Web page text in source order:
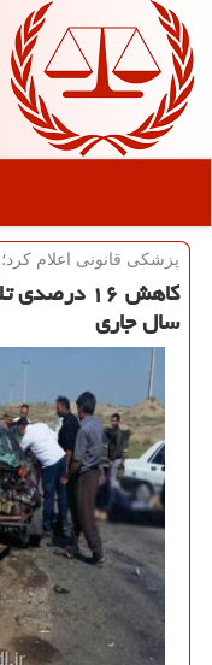
پزشكی قانونی اعلام كرد؛
كاهش ۱۶
سال جاری